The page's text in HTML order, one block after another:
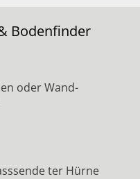
Bodenfinder
oder Wand-
ter Hürne